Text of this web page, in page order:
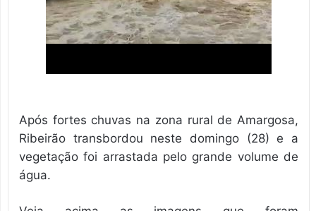
Após fortes chuvas na zona rural de Amargosa,
Ribeirão transbordou neste domingo (28) e a
vegetação foi arrastada pelo grande volume de
água.